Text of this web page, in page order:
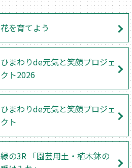
花を育てよう
ひまわりde元気と笑顔プロジェ
クト2026
ひまわりde元気と笑顔プロジェ
クト
緑の3R 「園芸用土・植木鉢の